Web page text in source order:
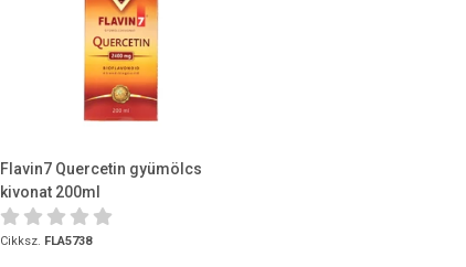
Flavin7 Quercetin gyümölcs
kivonat 200ml
Cikksz. FLA5738